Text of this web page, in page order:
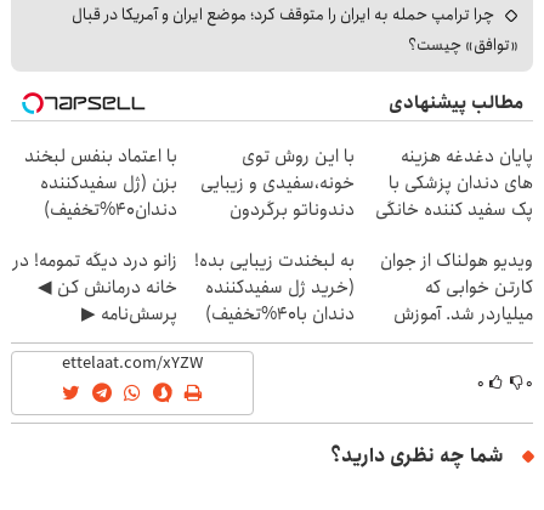
چرا ترامپ حمله به ایران را متوقف کرد؛ موضع ایران و آمریکا در قبال
«توافق» چیست؟
مطالب پیشنهادی
پایان دغدغه هزینه
های دندان پزشکی با
پک سفید کننده خانگی
با این روش توی
خونه،سفیدی و زیبایی
دندوناتو برگردون
با اعتماد بنفس لبخند
بزن (ژل سفیدکننده
دندان40%تخفیف)
ویدیو هولناک از جوان
کارتن خوابی که
میلیاردر شد. آموزش
رایگان
به لبخندت زیبایی بده!
(خرید ژل سفیدکننده
دندان با40%تخفیف)
زانو درد دیگه تمومه! در
خانه درمانش کن ◀
پرسش‌نامه ▶
۰ ۰
شما چه نظری دارید؟